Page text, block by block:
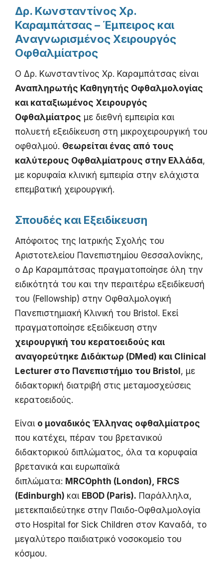
Δρ. Κωνσταντίνος Χρ.
Καραμπάτσας – Έμπειρος και
Αναγνωρισμένος Χειρουργός
Οφθαλμίατρος
Ο Δρ. Κωνσταντίνος Χρ. Καραμπάτσας είναι
Αναπληρωτής Καθηγητής Οφθαλμολογίας
και καταξιωμένος Χειρουργός
Οφθαλμίατρος με διεθνή εμπειρία και
πολυετή εξειδίκευση στη μικροχειρουργική του
οφθαλμού. Θεωρείται ένας από τους
καλύτερους Οφθαλμίατρους στην Ελλάδα,
με κορυφαία κλινική εμπειρία στην ελάχιστα
επεμβατική χειρουργική.
Σπουδές και Εξειδίκευση
Απόφοιτος της Ιατρικής Σχολής του
Αριστοτελείου Πανεπιστημίου Θεσσαλονίκης,
ο Δρ Καραμπάτσας πραγματοποίησε όλη την
ειδικότητά του και την περαιτέρω εξειδίκευσή
του (Fellowship) στην Οφθαλμολογική
Πανεπιστημιακή Κλινική του Bristol . Εκεί
πραγματοποίησε εξειδίκευση στην
χειρουργική του κερατοειδούς και
αναγορεύτηκε Διδάκτωρ (DMed) και Clinical
Lecturer στο Πανεπιστήμιο του Bristol , με
διδακτορική διατριβή στις μεταμοσχεύσεις
κερατοειδούς.
Είναι ο μοναδικός Έλληνας οφθαλμίατρος
που κατέχει, πέραν του βρετανικού
διδακτορικού διπλώματος, όλα τα κορυφαία
βρετανικά και ευρωπαϊκά
διπλώματα: MRCOphth (London), FRCS
(Edinburgh) και EBOD (Paris). Παράλληλα,
μετεκπαιδεύτηκε στην Παιδο-Οφθαλμολογία
στο Hospital for Sick Children στον Καναδά, το
μεγαλύτερο παιδιατρικό νοσοκομείο του
κόσμου.